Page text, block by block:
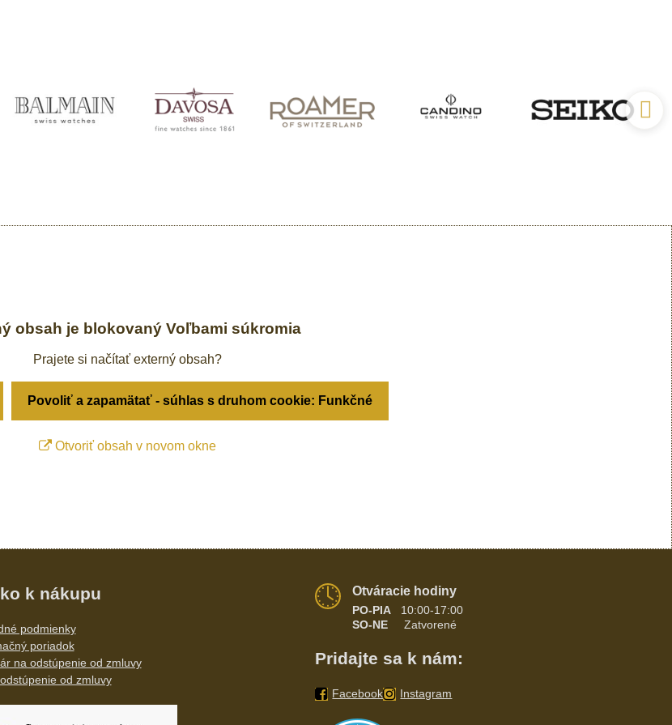
obsah je blokovaný Voľbami súkromia
Prajete si načítať externý obsah?
Povoliť a zapamätať - súhlas s druhom cookie: Funkčné
Otvoriť obsah v novom okne
k nákupu
podmienky
poriadok
na odstúpenie od zmluvy
od zmluvy
Otváracie hodiny
PO-PIA
10:00-17:00
SO-NE Zatvorené
Pridajte sa k nám:
Facebook Instagram